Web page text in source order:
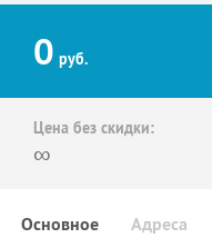
0 руб.
Цена без скидки:
∞
Основное Адреса